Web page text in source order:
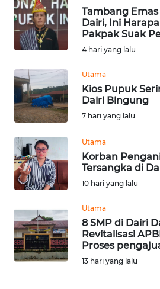
Tambang
Dairi, Ini
Pakpak Suak
4 hari yang lalu
Utama
Kios Pupuk
Dairi Bingung
7 hari yang lalu
Utama
Korban
Tersangka di
10 hari yang lalu
Utama
8 SMP di Dairi
Revitalisasi
Proses
13 hari yang lalu
SAINS-TEKNO
KESEHATAN
INTERNASIONAL
PENDIDIKAN
OPINI
EDITORIAL